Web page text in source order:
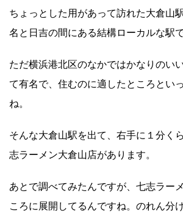
ちょっとした用があって訪れた大倉山
名と日吉の間にある結構ローカルな駅で
ただ横浜港北区のなかではかなりのい
て有名で、住むのに適したところとい
ね。
そんな大倉山駅を出て、右手に１分く
志ラーメン大倉山店があります。
あとで調べてみたんですが、七志ラー
ころに展開してるんですね。のれん分